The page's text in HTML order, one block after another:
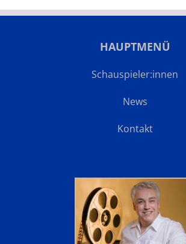
HAUPTMENÜ
Schauspieler:innen
News
Kontakt